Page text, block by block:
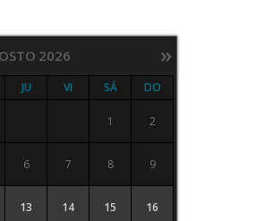
al
»
2026
JU VI SÁ DO
1 2
6 7 8 9
13 14 15 16